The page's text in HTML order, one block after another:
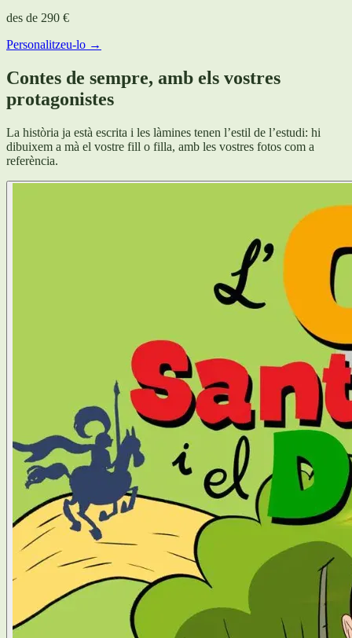
des de 290 €
Personalitzeu-lo →
Contes de sempre, amb els vostres
protagonistes
La història ja està escrita i les làmines tenen l’estil de l’estudi: hi
dibuixem a mà el vostre fill o filla, amb les vostres fotos com a
referència.